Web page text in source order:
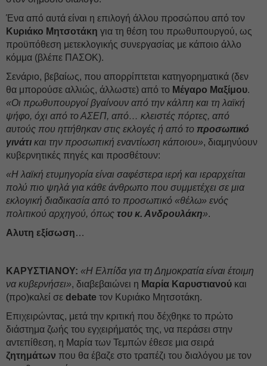
Ένα από αυτά είναι η επιλογή άλλου προσώπου από τον
Κυριάκο Μητσοτάκη για τη θέση του πρωθυπουργού, ως
προϋπόθεση μετεκλογικής συνεργασίας με κάποιο άλλο
κόμμα (βλέπε ΠΑΣΟΚ).
Σενάριο, βεβαίως, που απορρίπτεται κατηγορηματικά (δεν
θα μπορούσε αλλιώς, άλλωστε) από το Μέγαρο Μαξίμου.
«Οι πρωθυπουργοί βγαίνουν από την κάλπη και τη λαϊκή
ψήφο, όχι από το ΑΣΕΠ, από… κλειστές πόρτες, από
αυτούς που ηττήθηκαν στις εκλογές ή από το προσωπικό
γινάτι και την προσωπική εναντίωση κάποιου», διαμηνύουν
κυβερνητικές πηγές και προσθέτουν:
«Η λαϊκή ετυμηγορία είναι σαφέστερα ιερή και ιεραρχείται
πολύ πιο ψηλά για κάθε άνθρωπο που συμμετέχει σε μια
εκλογική διαδικασία από το προσωπικό «θέλω» ενός
πολιτικού αρχηγού, όπως του κ. Ανδρουλάκη».
Αλυτη εξίσωση…
ΚΑΡΥΣΤΙΑΝΟΥ: «Η Ελπίδα για τη Δημοκρατία είναι έτοιμη
να κυβερνήσει», διαβεβαιώνει η Μαρία Καρυστιανού και
(προ)καλεί σε debate τον Κυριάκο Μητσοτάκη.
Επιχειρώντας, μετά την κριτική που δέχθηκε το πρώτο
διάστημα ζωής του εγχειρήματός της, να περάσει στην
αντεπίθεση, η Μαρία των Τεμπών έθεσε μια σειρά
ζητημάτων που θα έβαζε στο τραπέζι του διαλόγου με τον